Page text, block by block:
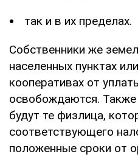
так и в их пределах.
Собственники же
населенных пунктах
кооперативах от
освобождаются. Также
будут те физлица,
соответствующего
положенные сроки от